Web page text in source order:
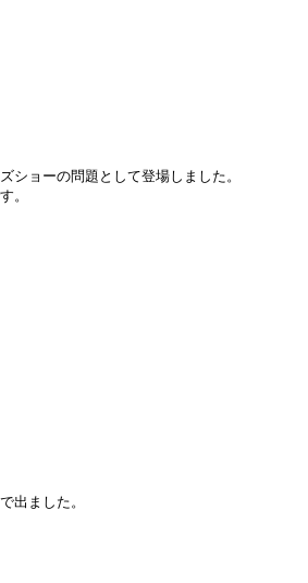
ショーの問題として登場しました。
。
出ました。